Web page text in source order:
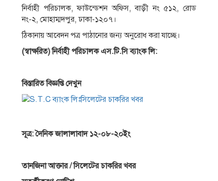
নির্বাহী পরিচালক, ফাউন্ডেশন অফিস, বাড়ী নং ৫১২, রােড
নং-২, মােহাম্মদপুর, ঢাকা-১২০৭।
ঠিকানায় আবেদন পত্র পাঠানাের জন্য অনুরােধ করা যাচ্ছে।
(স্বাক্ষরিত) নির্বাহী পরিচালক এস.টি.সি ব্যাংক লি:
বিস্তারিত বিজ্ঞপ্তি দেখুন
সূত্র: দৈনিক জালালাবাদ ১২-০৮-২০ইং
তানজিনা আক্তার / সিলেটের চাকরির খবর